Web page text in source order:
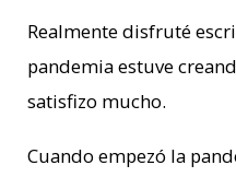
Realmente disfruté
pandemia estuve
satisfizo mucho.
Cuando empezó la